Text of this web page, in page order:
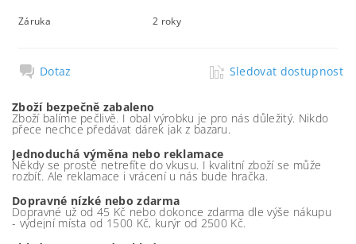
Záruka 2 roky
Dotaz Sledovat dostupnost
Zboží bezpečně zabaleno
Zboží balíme pečlivě. I obal výrobku je pro nás důležitý. Nikdo
přece nechce předávat dárek jak z bazaru.
Jednoduchá výměna nebo reklamace
Někdy se prostě netrefíte do vkusu. I kvalitní zboží se může
rozbít. Ale reklamace i vrácení u nás bude hračka.
Dopravné nízké nebo zdarma
Dopravné už od 45 Kč nebo dokonce zdarma dle výše nákupu
- výdejní místa od 1500 Kč, kurýr od 2500 Kč.